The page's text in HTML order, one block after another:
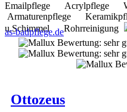
Emailpflege Acrylpflege
Armaturenpflege
u.Schimmel Rohrreinigung
as-badpflege.de
Ottozeus